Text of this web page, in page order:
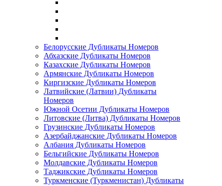
Белорусские Дубликаты Номеров
Абхазские Дубликаты Номеров
Казахские Дубликаты Номеров
Армянские Дубликаты Номеров
Киргизские Дубликаты Номеров
Латвийские (Латвии) Дубликаты
Номеров
Южной Осетии Дубликаты Номеров
Литовские (Литва) Дубликаты Номеров
Грузинские Дубликаты Номеров
Азербайджанские Дубликаты Номеров
Албания Дубликаты Номеров
Бельгийские Дубликаты Номеров
Молдавские Дубликаты Номеров
Таджикские Дубликаты Номеров
Туркменские (Туркменистан) Дубликаты